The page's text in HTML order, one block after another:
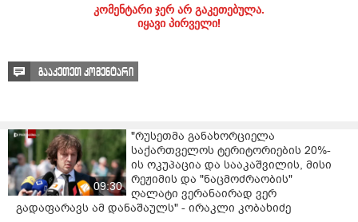
კომენტარი ჯერ არ გაკეთებულა.
იყავი პირველი!
გააკეთეთ კომენტარი
09:30
"რუსეთმა განახორციელა
საქართველოს ტერიტორიების 20%-
ის ოკუპაცია და სააკაშვილის, მისი
რეჟიმის და "ნაცმოძრაობის"
ღალატი ვერანაირად ვერ
გადაფარავს ამ დანაშაულს" - ირაკლი კობახიძე